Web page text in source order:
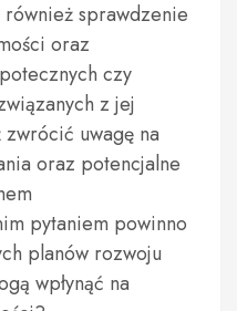
sprawdzenie
oraz
czy
z jej
uwagę na
oraz potencjalne
pytaniem powinno
planów rozwoju
wpłynąć na